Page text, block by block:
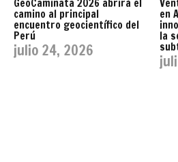
GeoCaminata 2026 abrirá el
camino al principal
encuentro geocientífico del
Perú
julio 24, 2026
en
la